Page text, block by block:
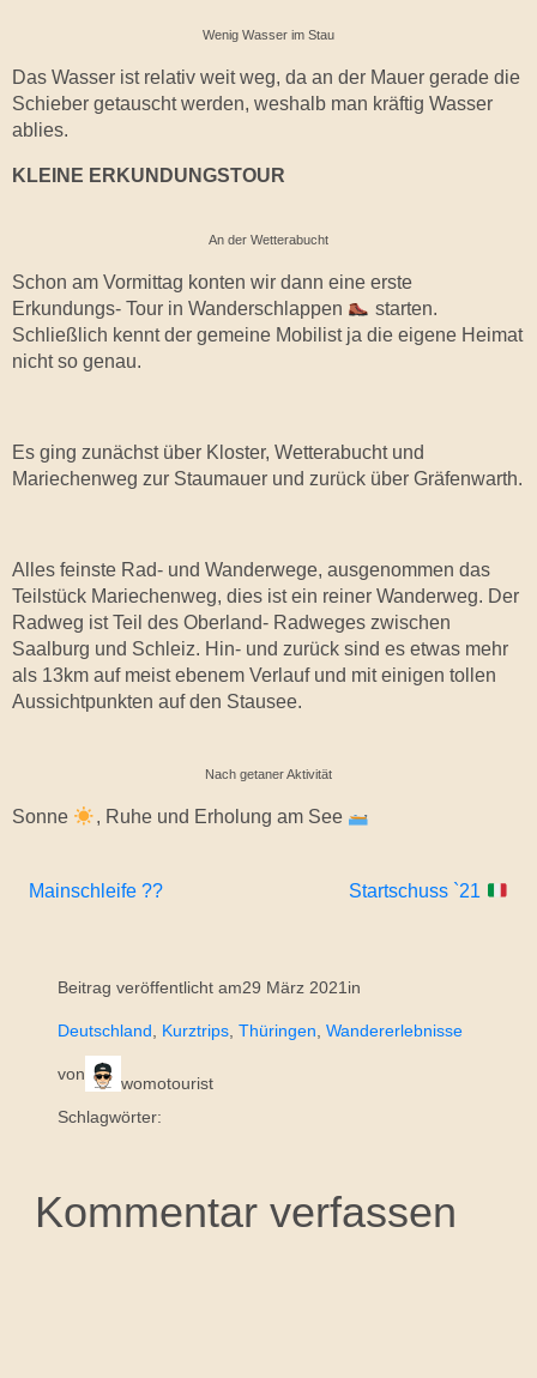
Wenig Wasser im Stau
Das Wasser ist relativ weit weg, da an der Mauer gerade die
Schieber getauscht werden, weshalb man kräftig Wasser
ablies.
KLEINE ERKUNDUNGSTOUR
An der Wetterabucht
Schon am Vormittag konten wir dann eine erste
Erkundungs- Tour in Wanderschlappen
starten.
Schließlich kennt der gemeine Mobilist ja die eigene Heimat
nicht so genau.
Es ging zunächst über Kloster, Wetterabucht und
Mariechenweg zur Staumauer und zurück über Gräfenwarth.
Alles feinste Rad- und Wanderwege, ausgenommen das
Teilstück Mariechenweg, dies ist ein reiner Wanderweg. Der
Radweg ist Teil des Oberland- Radweges zwischen
Saalburg und Schleiz. Hin- und zurück sind es etwas mehr
als 13km auf meist ebenem Verlauf und mit einigen tollen
Aussichtpunkten auf den Stausee.
Nach getaner Aktivität
Sonne , Ruhe und Erholung am See
Mainschleife ?? Startschuss `21
Beitrag veröffentlicht am29 März 2021in
Deutschland, Kurztrips, Thüringen, Wandererlebnisse
von
womotourist
Schlagwörter:
Kommentar verfassen